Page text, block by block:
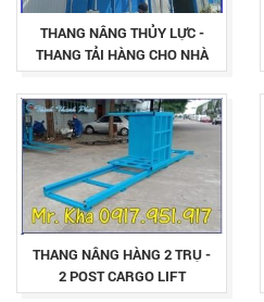
THANG NÂNG THỦY LỰC -
THANG TẢI HÀNG CHO NHÀ
XƯỞNG
THANG NÂNG HÀNG 2 TRỤ -
2 POST CARGO LIFT